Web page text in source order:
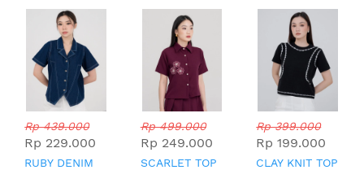
Rp 439.000
Rp 229.000
RUBY DENIM
Rp 499.000
Rp 249.000
SCARLET TOP
Rp 399.000
Rp 199.000
CLAY KNIT TOP